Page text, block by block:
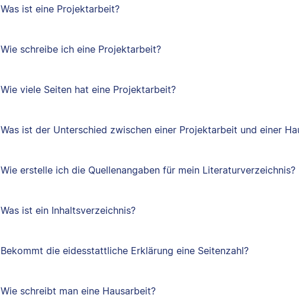
Was ist eine Projektarbeit?
Wie schreibe ich eine Projektarbeit?
Wie viele Seiten hat eine Projektarbeit?
Was ist der Unterschied zwischen einer Projektarbeit und einer
Wie erstelle ich die Quellenangaben für mein Literaturverzeichnis?
Was ist ein Inhaltsverzeichnis?
Bekommt die eidesstattliche Erklärung eine Seitenzahl?
Wie schreibt man eine Hausarbeit?